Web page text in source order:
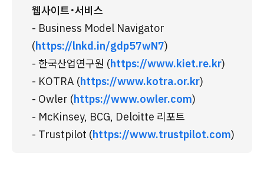
웹사이트･서비스
- Business Model Navigator
(https://lnkd.in/gdp57wN7)
- 한국산업연구원 (https://www.kiet.re.kr)
- KOTRA (https://www.kotra.or.kr)
- Owler (https://www.owler.com)
- McKinsey, BCG, Deloitte 리포트
- Trustpilot (https://www.trustpilot.com)